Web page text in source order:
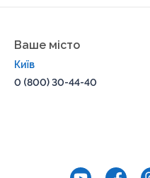
Ваше місто
Київ
0 (800) 30-44-40